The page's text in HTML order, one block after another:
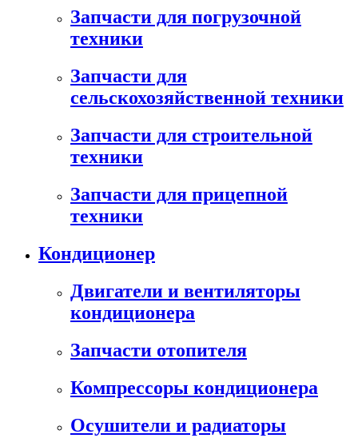
Запчасти для погрузочной
техники
Запчасти для
сельскохозяйственной техники
Запчасти для строительной
техники
Запчасти для прицепной
техники
Кондиционер
Двигатели и вентиляторы
кондиционера
Запчасти отопителя
Компрессоры кондиционера
Осушители и радиаторы